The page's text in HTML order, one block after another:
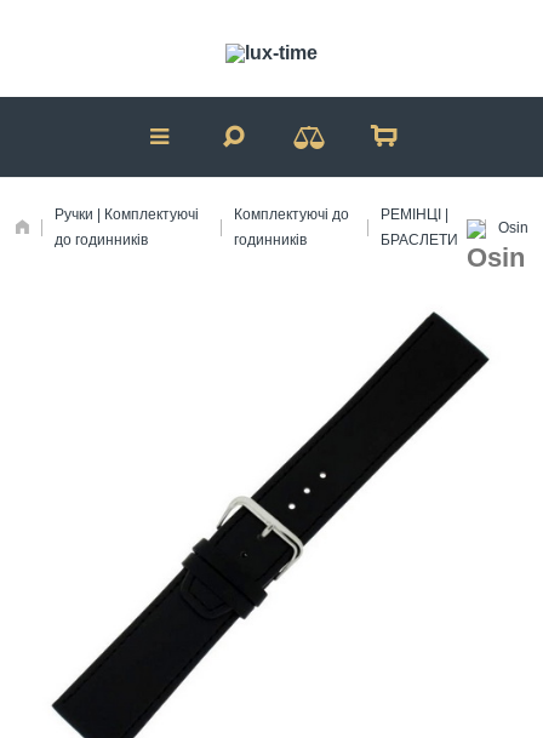
Ручки | Комплектуючі
до годинників
Комплектуючі до
годинників
РЕМІНЦІ |
БРАСЛЕТИ
Osin